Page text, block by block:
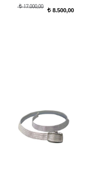
t17.000,00
t8.500,00